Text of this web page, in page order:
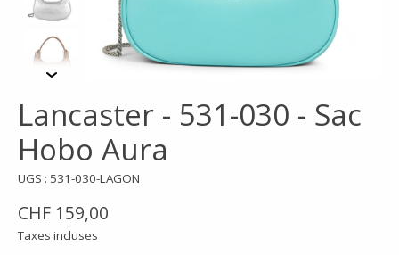
Lancaster - 531-030 - Sac
Hobo Aura
UGS : 531-030-LAGON
CHF 159,00
Taxes incluses